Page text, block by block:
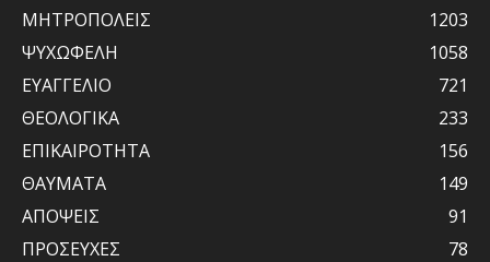
ΜΗΤΡΟΠΟΛΕΙΣ
1203
ΨΥΧΩΦΕΛΗ
1058
ΕΥΑΓΓΕΛΙΟ
721
ΘΕΟΛΟΓΙΚΑ
233
ΕΠΙΚΑΙΡΟΤΗΤΑ
156
ΘΑΥΜΑΤΑ
149
ΑΠΟΨΕΙΣ
91
ΠΡΟΣΕΥΧΕΣ
78